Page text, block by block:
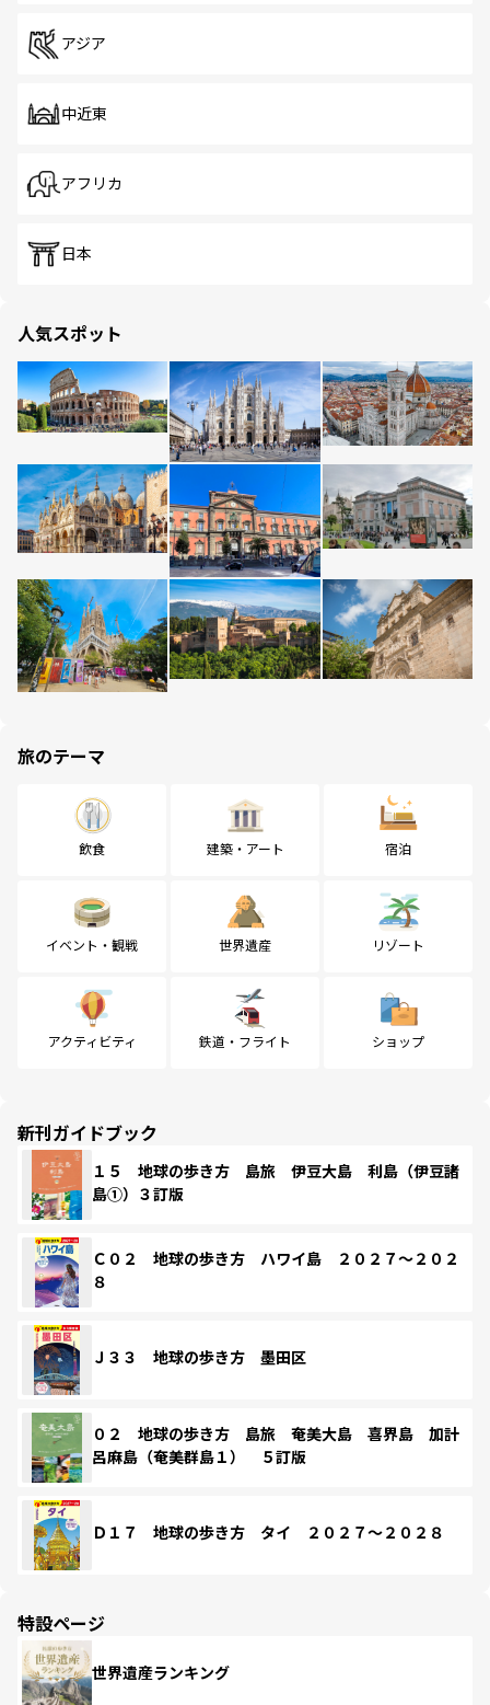
アジア
中近東
アフリカ
日本
人気スポット
旅のテーマ
飲食 建築・アート 宿泊
イベント・観戦 世界遺産 リゾート
アクティビティ 鉄道・フライト ショップ
新刊ガイドブック
１５ 地球の歩き方 島旅 伊豆大島 利島（伊豆諸
島①）３訂版
Ｃ０２ 地球の歩き方 ハワイ島 ２０２７～２０２
８
Ｊ３３ 地球の歩き方 墨田区
０２ 地球の歩き方 島旅 奄美大島 喜界島 加計
呂麻島（奄美群島１） ５訂版
Ｄ１７ 地球の歩き方 タイ ２０２７～２０２８
特設ページ
世界遺産ランキング